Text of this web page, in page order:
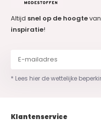
Altijd snel op de hoogte
inspiratie!
* Lees hier de wettelijke
Klantenservice